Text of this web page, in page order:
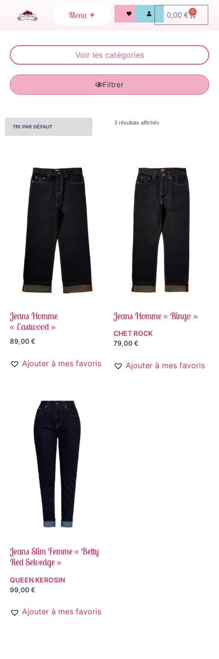
0,00 € 0
Filtrer
3 résultats affichés
Jeans Homme
« Eastwood »
89,00€
Ajouter à mes favoris
Jeans Homme « Ringo »
CHET ROCK
79,00€
Ajouter à mes favoris
Jeans Slim Femme « Betty
Red Selvedge »
QUEEN KEROSIN
99,00€
Ajouter à mes favoris